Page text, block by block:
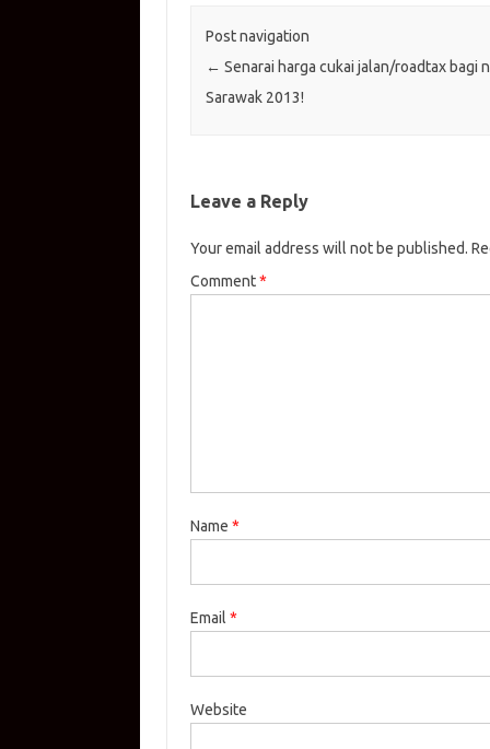
Post navigation
← Senarai harga cukai jalan/roadtax bagi
Sarawak 2013!
Leave a Reply
Your email address will not be published.
Comment*
Name *
Email *
Website